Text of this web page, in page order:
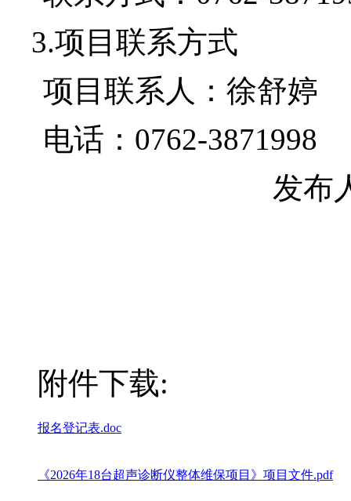
3.项目联系方式
项目联系人： 徐舒婷
电话： 0762-3871998
发布
附件下载:
报名登记表.doc
《2026年18台超声诊断仪整体维保项目》项目文件.pdf